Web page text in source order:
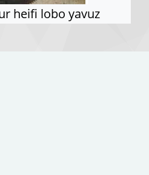
heifi lobo yavuz